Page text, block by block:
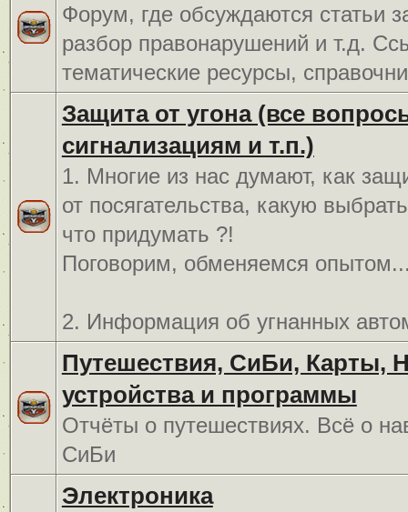
Форум, где обсуждаются статьи
разбор правонарушений и т.д.
тематические ресурсы,
Защита от угона (все
сигнализациям и т.п.)
1. Многие из нас думают, как
от посягательства, какую
что придумать ?!
Поговорим, обменяемся
2. Информация об угнанных
Путешествия, СиБи, Карты,
устройства и программы
Отчёты о путешествиях. Всё о
СиБи
Электроника